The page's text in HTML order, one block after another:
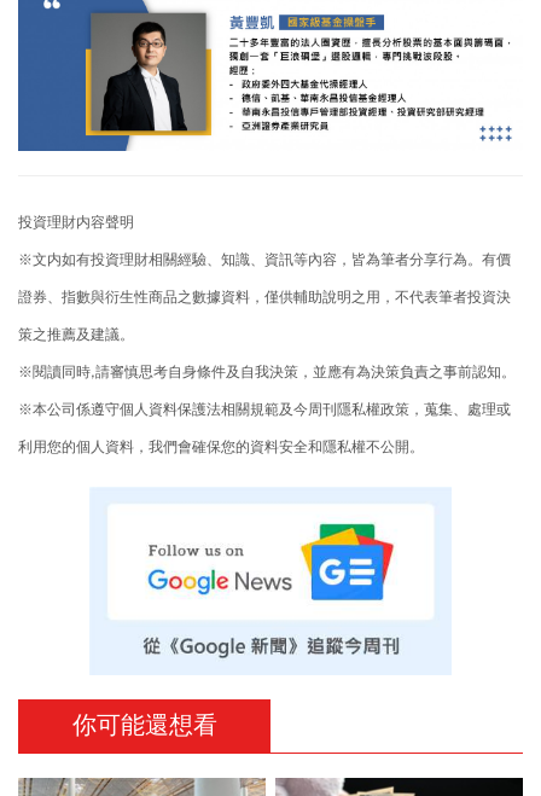
投資理財内容聲明
※文内如有投資理財相關經驗、知識、資訊等內容，皆為筆者分享行為。有價
證券、指數與衍生性商品之數據資料，僅供輔助說明之用，不代表筆者投資決
策之推薦及建議。
※閱讀同時,請審慎思考自身條件及自我決策，並應有為決策負責之事前認知。
※本公司係遵守個人資料保護法相關規範及今周刊隱私權政策，蒐集、處理或
利用您的個人資料，我們會確保您的資料安全和隱私權不公開。
你可能還想看